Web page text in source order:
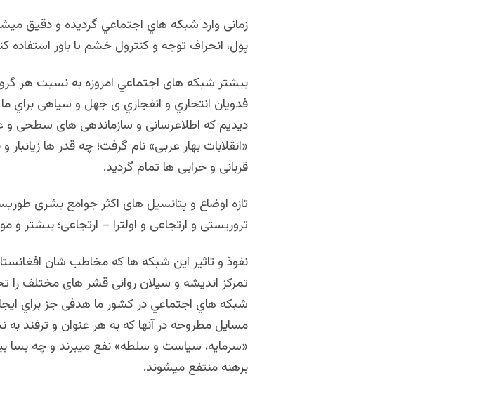
زمانی وارد شبكه هاي اجتماعي گردیده و دقیق
پول، انحراف توجه و كنترول خشم یا باور استفاده
بیشتر شبکه های اجتماعي امروزه به نسبت هر
فدویان انتحاري و انفجاري ی جهل و سیاهی
دیدیم که اطلاعرسانی و سازماندهی های سطحی و
«انقلابات بهار عربی» نام گرفت؛ چه قدر ها
قربانی و خرابی ها تمام گردید.
تازه اوضاع و پتانسیل های اکثر جوامع بشری
تروریستی و ارتجاعی و اولترا – ارتجاعی؛ بیشتر و
نفوذ و تاثير اين شبكه ها که مخاطب شان
تمركز اندیشه و سیلان روانی قشر های مختلف را
شبكه هاي اجتماعي در كشور ما هدفی جز براي
مسايل مطروحه در آنها که به هر عنوان و ترفند به
«سرمایه، سیاست و سلطه» نفع ميبرند و چه بسا
برهنه منتفع میشوند.